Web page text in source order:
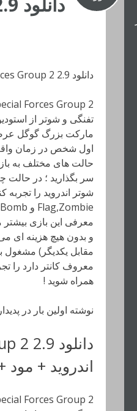
دانلود Special Forces Group 2 2.9 – بازی تفنگی اول شخص اندروید + مود + دیتا
مارکت بزرگ گوگل
حالت های مختلف به
سر بگذارید ؛ در حالت
معرفی این بازی
و بدون هیچ هزینه ای
مقابل یکدیگر) مشغول
معروف کانتر دارد را
همراه شوید !
نوشته اولین بار در
اندروید + مود